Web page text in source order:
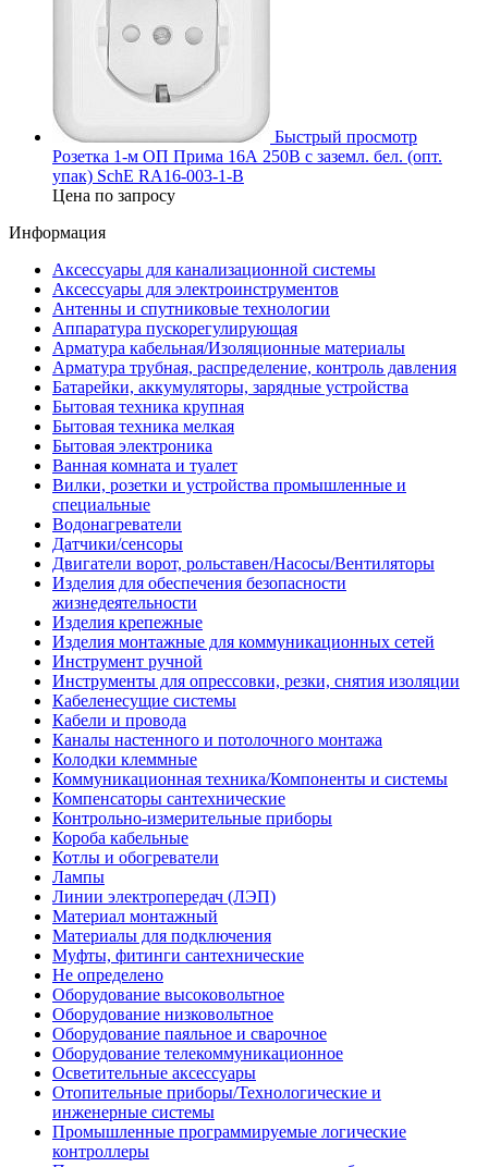
Быстрый просмотр
Розетка 1-м ОП Прима 16А 250В с заземл. бел. (опт.
упак) SchE RA16-003-1-B
Цена по запросу
Информация
Аксессуары для канализационной системы
Аксессуары для электроинструментов
Антенны и спутниковые технологии
Аппаратура пускорегулирующая
Арматура кабельная/Изоляционные материалы
Арматура трубная, распределение, контроль давления
Батарейки, аккумуляторы, зарядные устройства
Бытовая техника крупная
Бытовая техника мелкая
Бытовая электроника
Ванная комната и туалет
Вилки, розетки и устройства промышленные и
специальные
Водонагреватели
Датчики/сенсоры
Двигатели ворот, рольставен/Насосы/Вентиляторы
Изделия для обеспечения безопасности
жизнедеятельности
Изделия крепежные
Изделия монтажные для коммуникационных сетей
Инструмент ручной
Инструменты для опрессовки, резки, снятия изоляции
Кабеленесущие системы
Кабели и провода
Каналы настенного и потолочного монтажа
Колодки клеммные
Коммуникационная техника/Компоненты и системы
Компенсаторы сантехнические
Контрольно-измерительные приборы
Короба кабельные
Котлы и обогреватели
Лампы
Линии электропередач (ЛЭП)
Материал монтажный
Материалы для подключения
Муфты, фитинги сантехнические
Не определено
Оборудование высоковольтное
Оборудование низковольтное
Оборудование паяльное и сварочное
Оборудование телекоммуникационное
Осветительные аксессуары
Отопительные приборы/Технологические и
инженерные системы
Промышленные программируемые логические
контроллеры